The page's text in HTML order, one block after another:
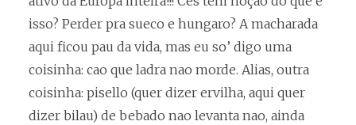
isso? Perder pra sueco e hungaro? A macharada
aqui ficou pau da vida, mas eu so’ digo uma
coisinha: cao que ladra nao morde. Alias, outra
coisinha: pisello (quer dizer ervilha, aqui quer
dizer bilau) de bebado nao levanta nao, ainda